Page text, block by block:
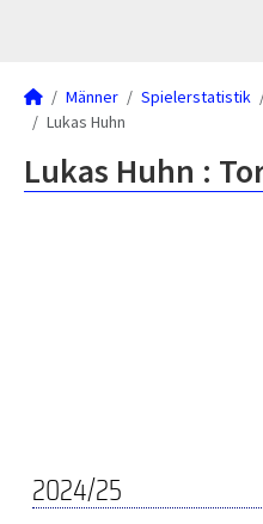
Männer Spielerstatistik
Lukas Huhn
Lukas Huhn :
2024/25